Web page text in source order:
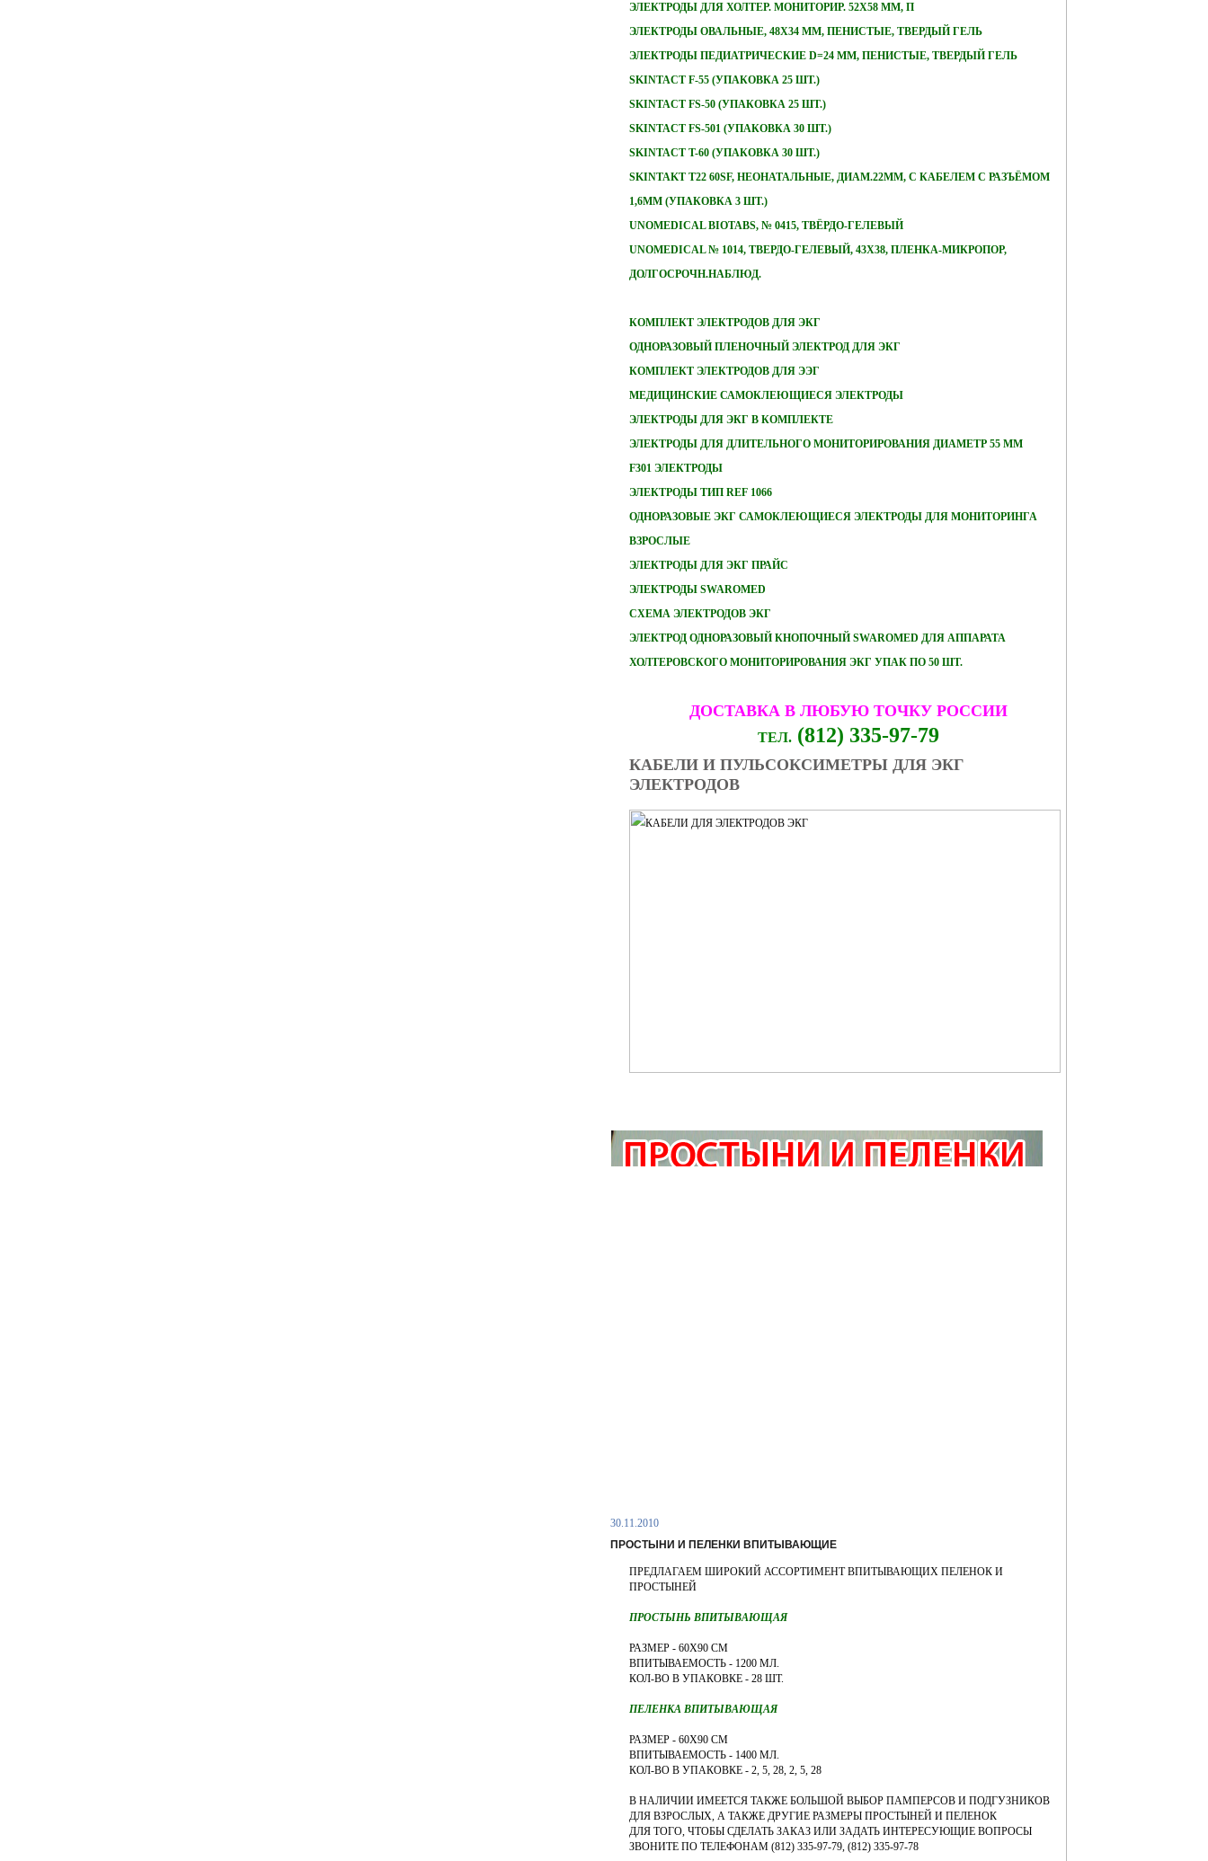
ЭЛЕКТРОДЫ ДЛЯ ХОЛТЕР. МОНИТОРИР. 52Х58 ММ, П
ЭЛЕКТРОДЫ ОВАЛЬНЫЕ, 48Х34 ММ, ПЕНИСТЫЕ, ТВЕРДЫЙ ГЕЛЬ
ЭЛЕКТРОДЫ ПЕДИАТРИЧЕСКИЕ D=24 ММ, ПЕНИСТЫЕ, ТВЕРДЫЙ ГЕЛЬ
SKINTACT F-55 (УПАКОВКА 25 ШТ.)
SKINTACT FS-50 (УПАКОВКА 25 ШТ.)
SKINTACT FS-501 (УПАКОВКА 30 ШТ.)
SKINTACT T-60 (УПАКОВКА 30 ШТ.)
SKINTAKT T22 60SF, НЕОНАТАЛЬНЫЕ, ДИАМ.22ММ, С КАБЕЛЕМ С РАЗЪЁМОМ
1,6ММ (УПАКОВКА 3 ШТ.)
UNOMEDICAL BIOTABS, № 0415, ТВЁРДО-ГЕЛЕВЫЙ
UNOMEDICAL № 1014, ТВЕРДО-ГЕЛЕВЫЙ, 43Х38, ПЛЕНКА-МИКРОПОР,
ДОЛГОСРОЧН.НАБЛЮД.
КОМПЛЕКТ ЭЛЕКТРОДОВ ДЛЯ ЭКГ
ОДНОРАЗОВЫЙ ПЛЕНОЧНЫЙ ЭЛЕКТРОД ДЛЯ ЭКГ
КОМПЛЕКТ ЭЛЕКТРОДОВ ДЛЯ ЭЭГ
МЕДИЦИНСКИЕ САМОКЛЕЮЩИЕСЯ ЭЛЕКТРОДЫ
ЭЛЕКТРОДЫ ДЛЯ ЭКГ В КОМПЛЕКТЕ
ЭЛЕКТРОДЫ ДЛЯ ДЛИТЕЛЬНОГО МОНИТОРИРОВАНИЯ ДИАМЕТР 55 ММ
F301 ЭЛЕКТРОДЫ
ЭЛЕКТРОДЫ ТИП REF 1066
ОДНОРАЗОВЫЕ ЭКГ САМОКЛЕЮЩИЕСЯ ЭЛЕКТРОДЫ ДЛЯ МОНИТОРИНГА
ВЗРОСЛЫЕ
ЭЛЕКТРОДЫ ДЛЯ ЭКГ ПРАЙС
ЭЛЕКТРОДЫ SWAROMED
СХЕМА ЭЛЕКТРОДОВ ЭКГ
ЭЛЕКТРОД ОДНОРАЗОВЫЙ КНОПОЧНЫЙ SWAROMED ДЛЯ АППАРАТА
ХОЛТЕРОВСКОГО МОНИТОРИРОВАНИЯ ЭКГ УПАК ПО 50 ШТ.
ДОСТАВКА В ЛЮБУЮ ТОЧКУ РОССИИ
ТЕЛ. (812) 335-97-79
КАБЕЛИ И ПУЛЬСОКСИМЕТРЫ ДЛЯ ЭКГ
ЭЛЕКТРОДОВ
30.11.2010
ПРОСТЫНИ И ПЕЛЕНКИ ВПИТЫВАЮЩИЕ
ПРЕДЛАГАЕМ ШИРОКИЙ АССОРТИМЕНТ ВПИТЫВАЮЩИХ ПЕЛЕНОК И
ПРОСТЫНЕЙ
ПРОСТЫНЬ ВПИТЫВАЮЩАЯ
РАЗМЕР - 60Х90 СМ
ВПИТЫВАЕМОСТЬ - 1200 МЛ.
КОЛ-ВО В УПАКОВКЕ - 28 ШТ.
ПЕЛЕНКА ВПИТЫВАЮЩАЯ
РАЗМЕР - 60Х90 СМ
ВПИТЫВАЕМОСТЬ - 1400 МЛ.
КОЛ-ВО В УПАКОВКЕ - 2, 5, 28, 2, 5, 28
В НАЛИЧИИ ИМЕЕТСЯ ТАКЖЕ БОЛЬШОЙ ВЫБОР ПАМПЕРСОВ И ПОДГУЗНИКОВ
ДЛЯ ВЗРОСЛЫХ, А ТАКЖЕ ДРУГИЕ РАЗМЕРЫ ПРОСТЫНЕЙ И ПЕЛЕНОК
ДЛЯ ТОГО, ЧТОБЫ СДЕЛАТЬ ЗАКАЗ ИЛИ ЗАДАТЬ ИНТЕРЕСУЮЩИЕ ВОПРОСЫ
ЗВОНИТЕ ПО ТЕЛЕФОНАМ (812) 335-97-79, (812) 335-97-78